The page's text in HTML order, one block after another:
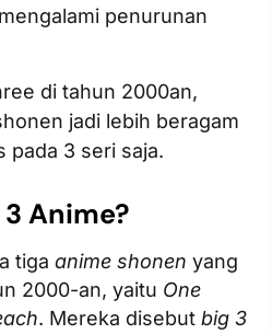
penurunan
di tahun 2000an,
jadi lebih beragam
pada 3 seri saja.
Anime?
tiga anime shonen yang
2000-an, yaitu One
. Mereka disebut big 3